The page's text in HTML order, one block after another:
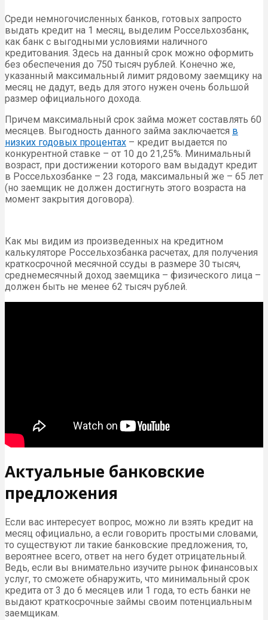
Среди немногочисленных банков, готовых запросто
выдать кредит на 1 месяц, выделим Россельхозбанк,
как банк с выгодными условиями наличного
кредитования. Здесь на данный срок можно оформить
без обеспечения до 750 тысяч рублей. Конечно же,
указанный максимальный лимит рядовому заемщику на
месяц не дадут, ведь для этого нужен очень большой
размер официального дохода.
Причем максимальный срок займа может составлять 60
месяцев. Выгодность данного займа заключается в
низких годовых процентах – кредит выдается по
конкурентной ставке – от 10 до 21,25%. Минимальный
возраст, при достижении которого вам выдадут кредит
в Россельхозбанке – 23 года, максимальный же – 65 лет
(но заемщик не должен достигнуть этого возраста на
момент закрытия договора).
Как мы видим из произведенных на кредитном
калькуляторе Россельхозбанка расчетах, для получения
краткосрочной месячной ссуды в размере 30 тысяч,
среднемесячный доход заемщика – физического лица –
должен быть не менее 62 тысяч рублей.
Актуальные банковские
предложения
Если вас интересует вопрос, можно ли взять кредит на
месяц официально, а если говорить простыми словами,
то существуют ли такие банковские предложения, то,
вероятнее всего, ответ на него будет отрицательный.
Ведь, если вы внимательно изучите рынок финансовых
услуг, то сможете обнаружить, что минимальный срок
кредита от 3 до 6 месяцев или 1 года, то есть банки не
выдают краткосрочные займы своим потенциальным
заемщикам.